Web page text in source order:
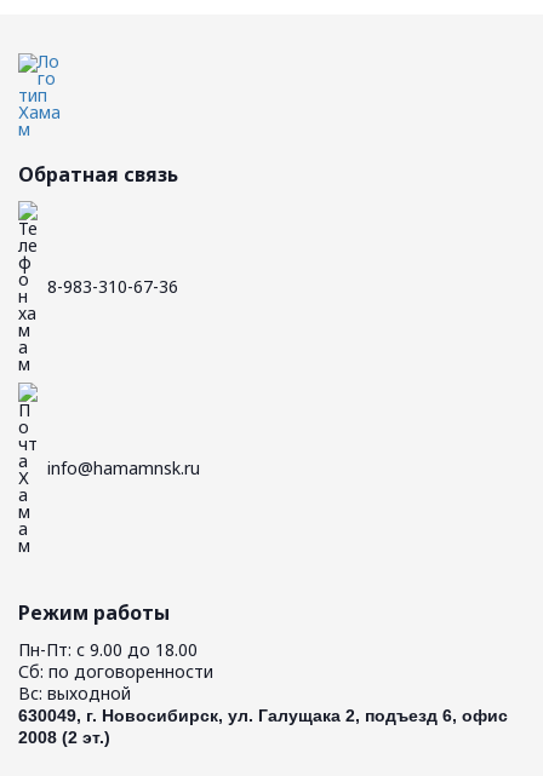
Обратная связь
8-983-310-67-36
info@hamamnsk.ru
Режим работы
Пн-Пт: с 9.00 до 18.00
Сб: по договоренности
Вс: выходной
630049, г. Новосибирск, ул. Галущака 2, подъезд 6, офис
2008 (2 эт.)